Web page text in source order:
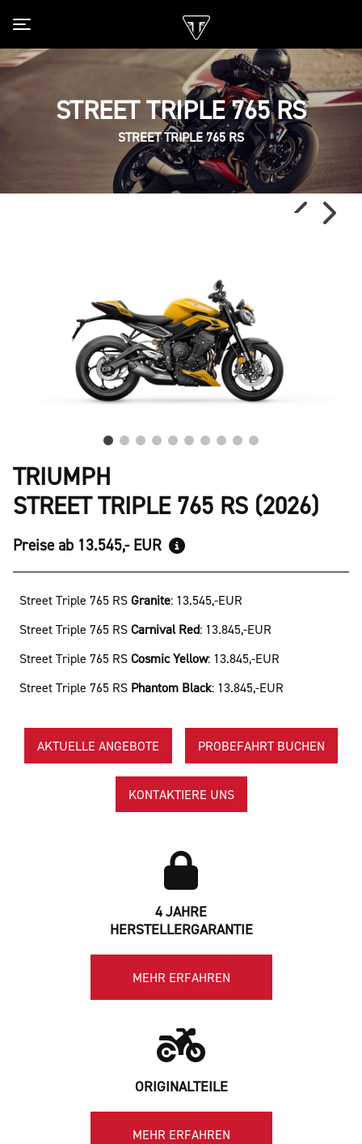
STREET TRIPLE 765 RS
STREET TRIPLE 765 RS
TRIUMPH
STREET TRIPLE 765 RS (2026)
Preise ab 13.545,- EUR
Street Triple 765 RS Granite: 13.545,-EUR
Street Triple 765 RS Carnival Red: 13.845,-EUR
Street Triple 765 RS Cosmic Yellow: 13.845,-EUR
Street Triple 765 RS Phantom Black: 13.845,-EUR
PROBEFAHRT BUCHEN
AKTUELLE ANGEBOTE
KONTAKTIERE UNS
4 JAHRE
HERSTELLERGARANTIE
MEHR ERFAHREN
ORIGINALTEILE
MEHR ERFAHREN